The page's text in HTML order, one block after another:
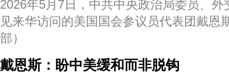
2026年5月7日，中共中央政治局委员、
见来华访问的美国国会参议员代表团戴恩
部）
戴恩斯：盼中美缓和而非脱钩